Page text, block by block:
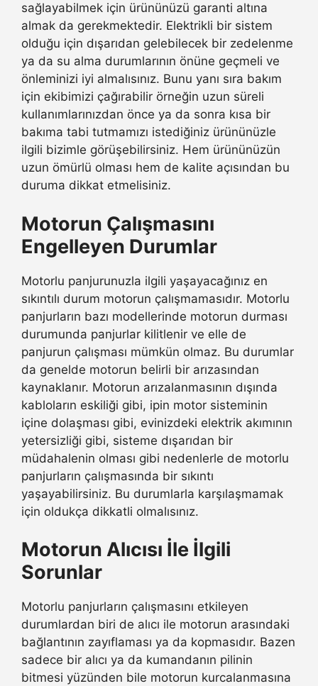
sağlayabilmek için ürününüzü garanti altına
almak da gerekmektedir. Elektrikli bir sistem
olduğu için dışarıdan gelebilecek bir zedelenme
ya da su alma durumlarının önüne geçmeli ve
önleminizi iyi almalısınız. Bunu yanı sıra bakım
için ekibimizi çağırabilir örneğin uzun süreli
kullanımlarınızdan önce ya da sonra kısa bir
bakıma tabi tutmamızı istediğiniz ürününüzle
ilgili bizimle görüşebilirsiniz. Hem ürününüzün
uzun ömürlü olması hem de kalite açısından bu
duruma dikkat etmelisiniz.
Motorun Çalışmasını
Engelleyen Durumlar
Motorlu panjurunuzla ilgili yaşayacağınız en
sıkıntılı durum motorun çalışmamasıdır. Motorlu
panjurların bazı modellerinde motorun durması
durumunda panjurlar kilitlenir ve elle de
panjurun çalışması mümkün olmaz. Bu durumlar
da genelde motorun belirli bir arızasından
kaynaklanır. Motorun arızalanmasının dışında
kabloların eskiliği gibi, ipin motor sisteminin
içine dolaşması gibi, evinizdeki elektrik akımının
yetersizliği gibi, sisteme dışarıdan bir
müdahalenin olması gibi nedenlerle de motorlu
panjurların çalışmasında bir sıkıntı
yaşayabilirsiniz. Bu durumlarla karşılaşmamak
için oldukça dikkatli olmalısınız.
Motorun Alıcısı İle İlgili
Sorunlar
Motorlu panjurların çalışmasını etkileyen
durumlardan biri de alıcı ile motorun arasındaki
bağlantının zayıflaması ya da kopmasıdır. Bazen
sadece bir alıcı ya da kumandanın pilinin
bitmesi yüzünden bile motorun kurcalanmasına